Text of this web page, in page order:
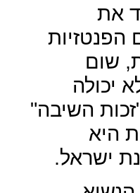
את
הפנטזיות
שום
יכולה
השיבה"
היא
ישראל.